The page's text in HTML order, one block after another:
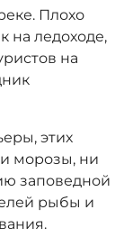
Плохо
на ледоходе,
на
этих
морозы, ни
заповедной
рыбы и